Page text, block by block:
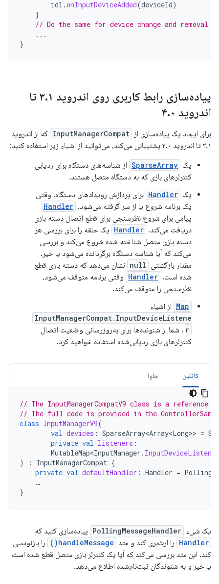
idl .onInputDeviceAdded(deviceId)
}
// Do the same for device change and removal
...
}
پیاده‌سازی رابط کاربری روی اندروید ۳ . ۱ تا
اندروید ۴
.۰
برای ایجاد یک پیاده‌سازی از InputManagerCompat که از اندروید
۳.۱ تا اندروید ۴.۰ پشتیبانی می‌کند، می‌توانید از اشیاء زیر استفاده کنید:
یک SparseArray از شناسه‌های دستگاه برای ردیابی
کنترلرهای بازی که به دستگاه متصل هستند.
یک Handler برای پردازش رویدادهای دستگاه. وقتی
یک برنامه شروع یا از سر گرفته می‌شود، Handler
پیامی برای شروع نظرسنجی برای قطع اتصال دسته بازی
دریافت می‌کند. Handler یک حلقه را برای بررسی هر
دسته بازی متصل شناخته شده شروع می‌کند و بررسی
می‌کند که آیا شناسه دستگاه برگردانده می‌شود یا خیر.
مقدار بازگشتی null نشان می‌دهد که دسته بازی قطع
شده است. Handler وقتی برنامه متوقف می‌شود،
نظرسنجی را متوقف می‌کند.
Map از اشیاء
InputManagerCompat.InputDeviceListene
r . شما از شنونده‌ها برای به‌روزرسانی وضعیت اتصال
کنترلرهای بازی ردیابی‌شده استفاده خواهید کرد.
کاتلین جاوا
// The InputManagerCompatV9 class is a reference
// The full code is provided in the
class InputManagerV9(
val devices : SparseArray<Array<Long>> =
private val listeners :
MutableMap<InputManager . InputDeviceListener
)
: InputManagerCompat {
private val defaultHandler : Handler =
…
}
یک شیء PollingMessageHandler پیاده‌سازی کنید که
Handler را ارث‌بری کند و متد handleMessage()
را بازنویسی
کند. این متد بررسی می‌کند که آیا یک کنترلر بازی متصل قطع شده است
یا خیر و به شنوندگان ثبت‌نام‌شده اطلاع می‌دهد.